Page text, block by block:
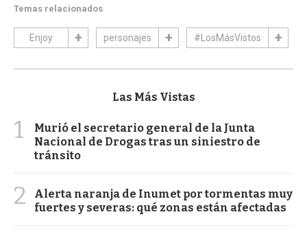
Temas relacionados
Enjoy personajes #LosMásVistos
Las Más Vistas
1
Murió el secretario general de la Junta
Nacional de Drogas tras un siniestro de
tránsito
2
Alerta naranja de Inumet por tormentas muy
fuertes y severas: qué zonas están afectadas